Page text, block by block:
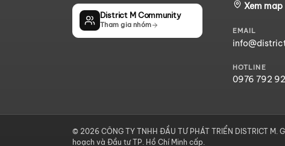
District M Community
Tham gia nhóm
Xem map
EMAIL
HOTLINE
0976 792
© 2026 CÔNG TY TNHH ĐẦU TƯ PHÁT TRIỂN DISTRICT
hoạch và Đầu tư TP. Hồ Chí Minh cấp.